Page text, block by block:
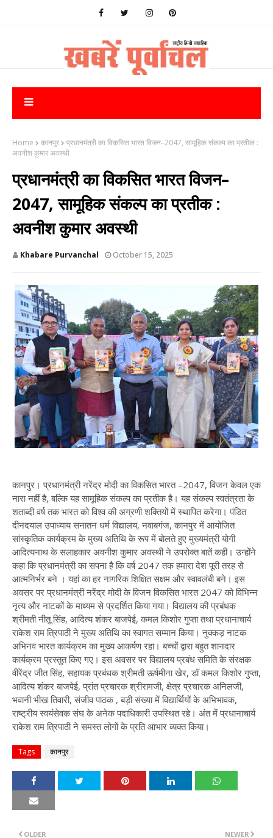
Home कानपुर
प्रधानमंत्री का विकसित भारत विजन–2047, सामूहिक संकल्प का प्रतीक :
अवनीश कुमार अवस्थी
प्रधानमंत्री का विकसित भारत विजन–
2047, सामूहिक संकल्प का प्रतीक :
अवनीश कुमार अवस्थी
Khabare Purvanchal October 15, 2025
कानपुर। प्रधानमंत्री नरेंद्र मोदी का विकसित भारत –2047, विजन केवल एक
नारा नहीं है, बल्कि यह सामूहिक संकल्प का प्रतीक है। यह संकल्प स्वतंत्रता के
शताब्दी वर्ष तक भारत को विश्व की अग्रणी शक्तियों में स्थापित करेगा। पंडित
दीनदयाल उपाध्याय सनातन धर्म विद्यालय, नवाबगंज, कानपुर में आयोजित
सांस्कृतिक कार्यक्रम के मुख्य अतिथि के रूप में बोलते हुए मुख्यमंत्री योगी
आदित्यनाथ के सलाहकार अवनीश कुमार अवस्थी ने उपरोक्त बातें कही। उन्होंने
कहा कि प्रधानमंत्री का सपना है कि वर्ष 2047 तक हमारा देश पूरी तरह से
आत्मनिर्भर बने । यहां का हर नागरिक शिक्षित सक्षम और स्वावलंबी बने। इस
अवसर पर प्रधानमंत्री नरेंद्र मोदी के विजन विकसित भारत 2047 को विभिन्न
नृत्य और नाटकों के माध्यम से प्रदर्शित किया गया। विद्यालय की प्रबंधक
श्रीमती नीतू सिंह, आदित्य शंकर बाजपेई, कमल किशोर गुप्ता तथा प्रधानाचार्य
राकेश राम त्रिपाठी ने मुख्य अतिथि का स्वागत सम्मान किया। नुक्कड़ नाटक
अभिनव भारत कार्यक्रम का मुख्य आकर्षण रहा। बच्चों द्वारा बहुत शानदार
कार्यक्रम प्रस्तुत किए गए। इस अवसर पर विद्यालय प्रबंध समिति के संरक्षक
वीरेंद्र जीत सिंह, सहायक प्रबंधक श्रीमती ऊर्षमीना खेर, डॉ कमल किशोर गुप्ता,
आदित्य शंकर बाजपेई, प्रांत प्रचारक श्रीरामजी, क्षेत्र प्रचारक अनिलजी,
भवानी भीख तिवारी, संजीव पाठक , बड़ी संख्या में विद्यार्थियों के अभिभावक,
राष्ट्रीय स्वयंसेवक संघ के अनेक पदाधिकारी उपस्थित रहे। अंत में प्रधानाचार्य
राकेश राम त्रिपाठी ने समस्त लोगों के प्रति आभार व्यक्त किया।
Tags कानपुर
NEWER
OLDER